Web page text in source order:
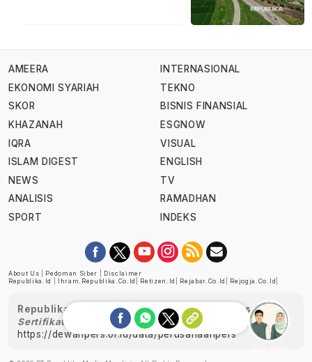
AMEERA
EKONOMI SYARIAH
SKOR
KHAZANAH
IQRA
ISLAM DIGEST
NEWS
ANALISIS
SPORT
INTERNASIONAL
TEKNO
BISNIS FINANSIAL
ESGNOW
VISUAL
ENGLISH
TV
RAMADHAN
INDEKS
About Us Pedoman Siber
Disclaimer
Republika.id
Ihram.republika.co.id Retizen.id Rejabar.co.id Rejogja.co.id
Republika telah diverifikasi oleh Dewan Pers
Sertifikat Nomor 1058/DP-Verifikasi/K/XII/2022
https://dewanpers.or.id/data/perusahaanpers